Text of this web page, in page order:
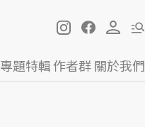
專題特輯作者群關於我們